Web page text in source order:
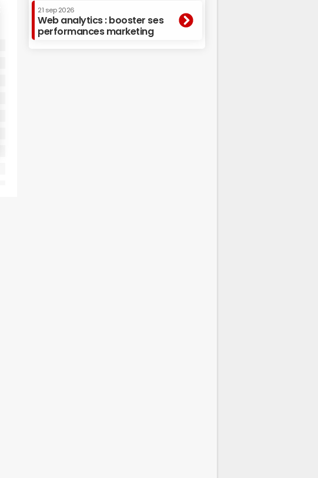
21 sep 2026
Web analytics : booster ses
performances marketing